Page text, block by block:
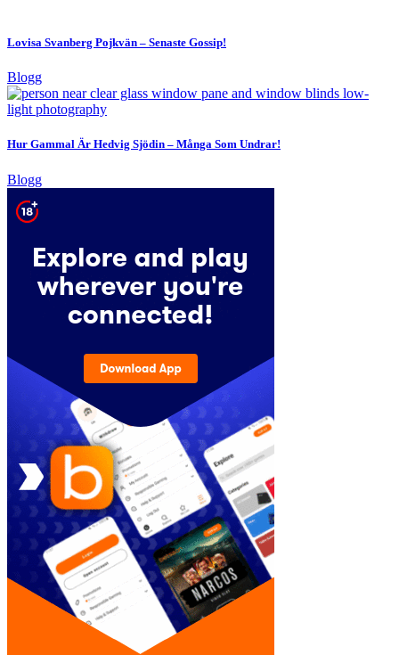
Lovisa Svanberg Pojkvän – Senaste Gossip!
Blogg
Hur Gammal Är Hedvig Sjödin – Många Som Undrar!
Blogg